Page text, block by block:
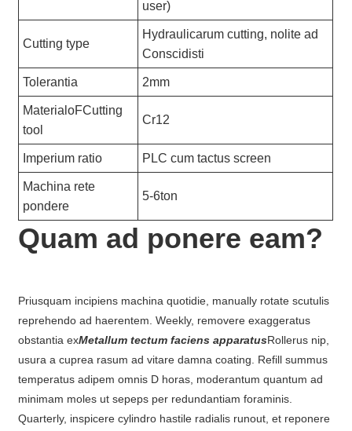
user)
Cutting type
Hydraulicarum cutting, nolite ad
Conscidisti
Tolerantia 2mm
MaterialoFCutting
tool
Cr12
Imperium ratio PLC cum tactus screen
Machina rete
pondere
5-6ton
Quam ad ponere eam?
Priusquam incipiens machina quotidie, manually rotate scutulis
reprehendo ad haerentem. Weekly, removere exaggeratus
obstantia exMetallum tectum faciens apparatusRollerus nip,
usura a cuprea rasum ad vitare damna coating. Refill summus
temperatus adipem omnis D horas, moderantum quantum ad
minimam moles ut sepeps per redundantiam foraminis.
Quarterly, inspicere cylindro hastile radialis runout, et reponere